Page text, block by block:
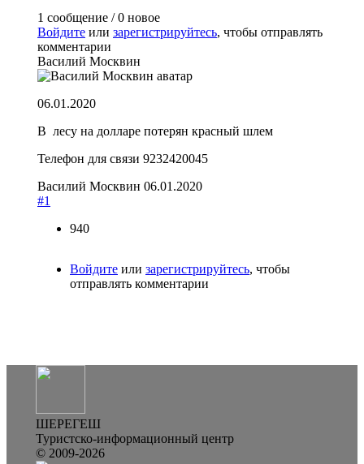
1 сообщение / 0 новое
Войдите или зарегистрируйтесь, чтобы отправлять
комментарии
Василий Москвин
06.01.2020
В лесу на долларе потерян красный шлем
Телефон для связи 9232420045
Василий Москвин 06.01.2020
#1
940
Войдите или зарегистрируйтесь, чтобы
отправлять комментарии
ШЕРЕГЕШ
Туристско-информационный центр
© 2009-2026